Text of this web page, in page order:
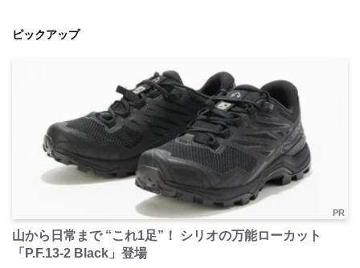
ピックアップ
PR
山から日常まで “これ1足”！ シリオの万能ローカット
「P.F.13-2 Black」登場